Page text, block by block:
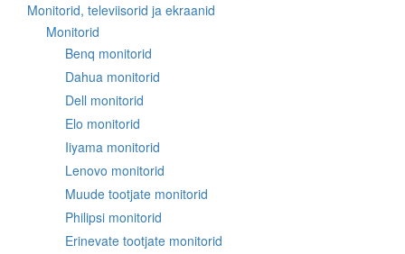
Monitorid, televiisorid ja ekraanid
Monitorid
Benq monitorid
Dahua monitorid
Dell monitorid
Elo monitorid
Iiyama monitorid
Lenovo monitorid
Muude tootjate monitorid
Philipsi monitorid
Erinevate tootjate monitorid